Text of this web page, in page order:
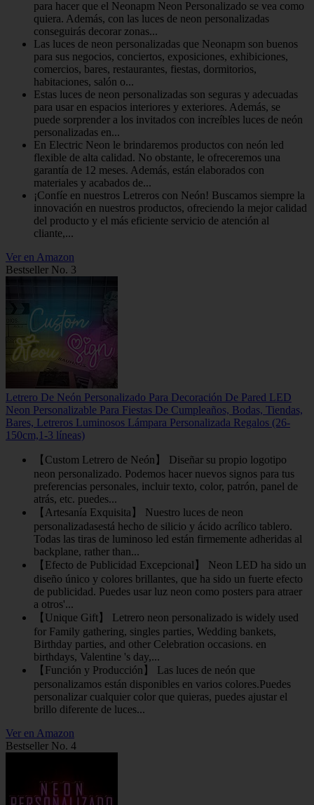
para hacer que el Neonapm Neon Personalizado se vea como
quiera. Además, con las luces de neon personalizadas
conseguirás decorar zonas...
Las luces de neon personalizadas que Neonapm son buenos
para sus negocios, conciertos, exposiciones, exhibiciones,
comercios, bares, restaurantes, fiestas, dormitorios,
habitaciones, salón o...
Estas luces de neon personalizadas son seguras y adecuadas
para usar en espacios interiores y exteriores. Además, se
puede sorprender a los invitados con increíbles luces de neón
personalizadas en...
En Electric Neon le brindaremos productos con neón led
flexible de alta calidad. No obstante, le ofreceremos una
garantía de 12 meses. Además, están elaborados con
materiales y acabados de...
¡Confíe en nuestros Letreros con Neón! Buscamos siempre la
innovación en nuestros productos, ofreciendo la mejor calidad
del producto y el más eficiente servicio de atención al
cliante,...
Ver en Amazon
Bestseller No. 3
Letrero De Neón Personalizado Para Decoración De Pared LED
Neon Personalizable Para Fiestas De Cumpleaños, Bodas, Tiendas,
Bares, Letreros Luminosos Lámpara Personalizada Regalos (26-
150cm,1-3 líneas)
【Custom Letrero de Neón】 Diseñar su propio logotipo
neon personalizado. Podemos hacer nuevos signos para tus
preferencias personales, incluir texto, color, patrón, panel de
atrás, etc. puedes...
【Artesanía Exquisita】 Nuestro luces de neon
personalizadasestá hecho de silicio y ácido acrílico tablero.
Todas las tiras de luminoso led están firmemente adheridas al
backplane, rather than...
【Efecto de Publicidad Excepcional】 Neon LED ha sido un
diseño único y colores brillantes, que ha sido un fuerte efecto
de publicidad. Puedes usar luz neon como posters para atraer
a otros'...
【Unique Gift】 Letrero neon personalizado is widely used
for Family gathering, singles parties, Wedding bankets,
Birthday parties, and other Celebration occasions. en
birthdays, Valentine 's day,...
【Función y Producción】 Las luces de neón que
personalizamos están disponibles en varios colores.Puedes
personalizar cualquier color que quieras, puedes ajustar el
brillo diferente de luces...
Ver en Amazon
Bestseller No. 4